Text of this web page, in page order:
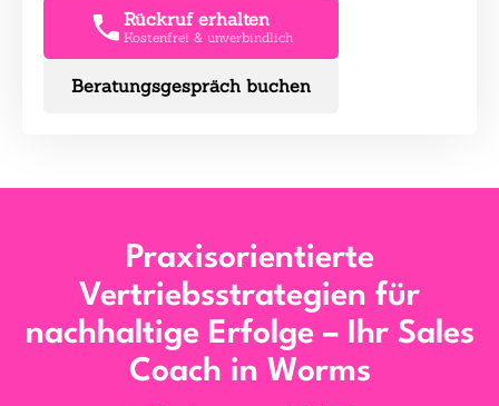
Rückruf erhalten
Kostenfrei & unverbindlich
Beratungsgespräch buchen
Praxisorientierte
Vertriebsstrategien für
nachhaltige Erfolge – Ihr Sales
Coach in Worms